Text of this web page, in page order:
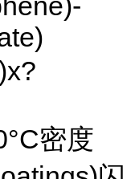
密度